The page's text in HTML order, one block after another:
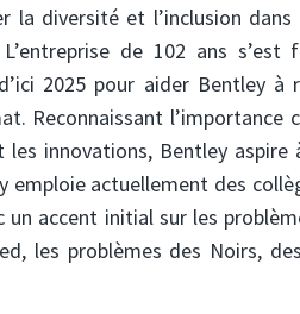
la diversité et l’inclusion
de 102 ans
2025 pour aider Bentley à
Reconnaissant l’importance
innovations, Bentley
emploie actuellement des
accent initial sur les
les problèmes des Noirs,